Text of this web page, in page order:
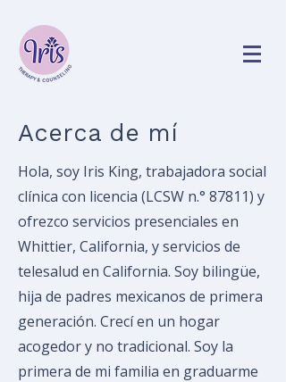
Acerca de mí
Hola, soy Iris King, trabajadora social
clínica con licencia (LCSW n.° 87811) y
ofrezco servicios presenciales en
Whittier, California, y servicios de
telesalud en California. Soy bilingüe,
hija de padres mexicanos de primera
generación. Crecí en un hogar
acogedor y no tradicional. Soy la
primera de mi familia en graduarme